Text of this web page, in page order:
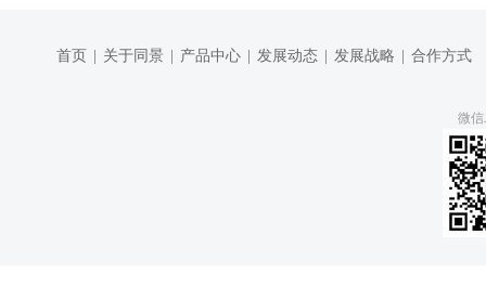
首页 关于同景 产品中心 发展动态 发展战略 合作方式
微